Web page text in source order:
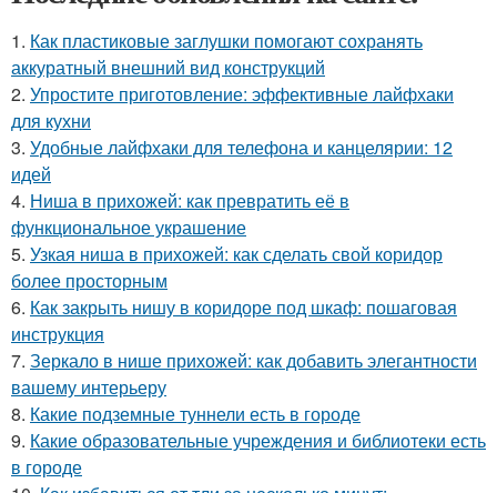
1. Как пластиковые заглушки помогают сохранять
аккуратный внешний вид конструкций
2. Упростите приготовление: эффективные лайфхаки
для кухни
3. Удобные лайфхаки для телефона и канцелярии: 12
идей
4. Ниша в прихожей: как превратить её в
функциональное украшение
5. Узкая ниша в прихожей: как сделать свой коридор
более просторным
6. Как закрыть нишу в коридоре под шкаф: пошаговая
инструкция
7. Зеркало в нише прихожей: как добавить элегантности
вашему интерьеру
8. Какие подземные туннели есть в городе
9. Какие образовательные учреждения и библиотеки есть
в городе